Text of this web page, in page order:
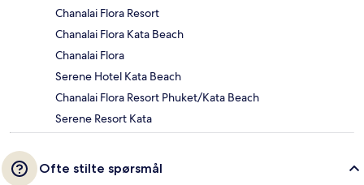
Chanalai Flora Resort
Chanalai Flora Kata Beach
Chanalai Flora
Serene Hotel Kata Beach
Chanalai Flora Resort Phuket/Kata Beach
Serene Resort Kata
Ofte stilte spørsmål